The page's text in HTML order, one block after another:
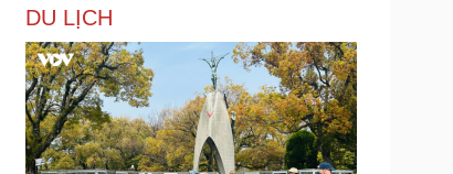
DU LỊCH